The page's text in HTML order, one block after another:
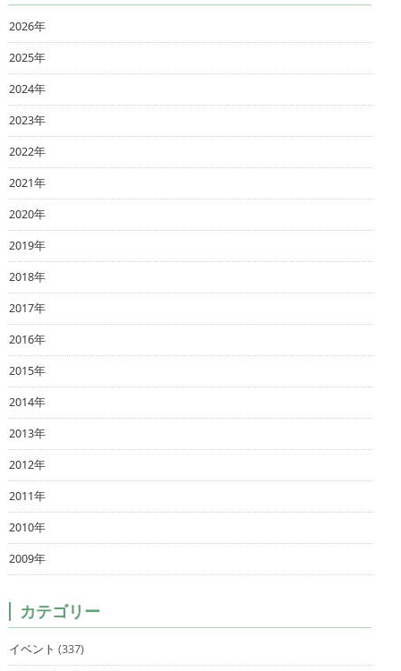
2026年
2025年
2024年
2023年
2022年
2021年
2020年
2019年
2018年
2017年
2016年
2015年
2014年
2013年
2012年
2011年
2010年
2009年
カテゴリー
イベント (337)